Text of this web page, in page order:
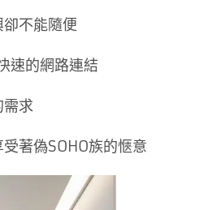
不能隨便
速的網路連結
需求
著偽SOHO族的愜意